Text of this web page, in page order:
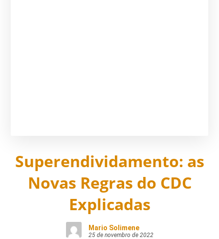
Superendividamento: as
Novas Regras do CDC
Explicadas
Mario Solimene
25 de novembro de 2022